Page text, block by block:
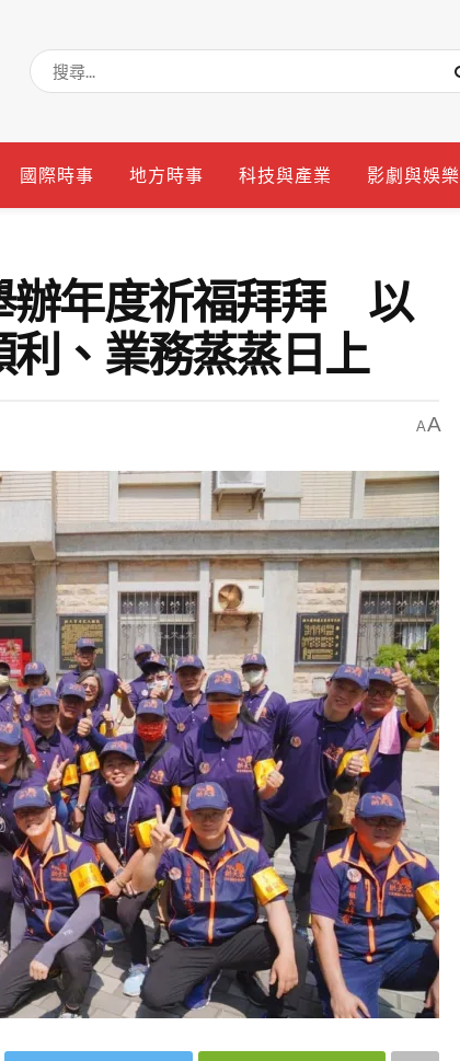
國際時事 地方時事 科技與產業 影劇與娛樂
辦年度祈福拜拜 以
、業務蒸蒸日上
AA